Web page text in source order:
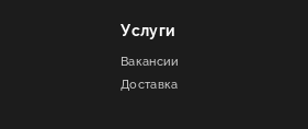
Услуги
Вакансии
Доставка